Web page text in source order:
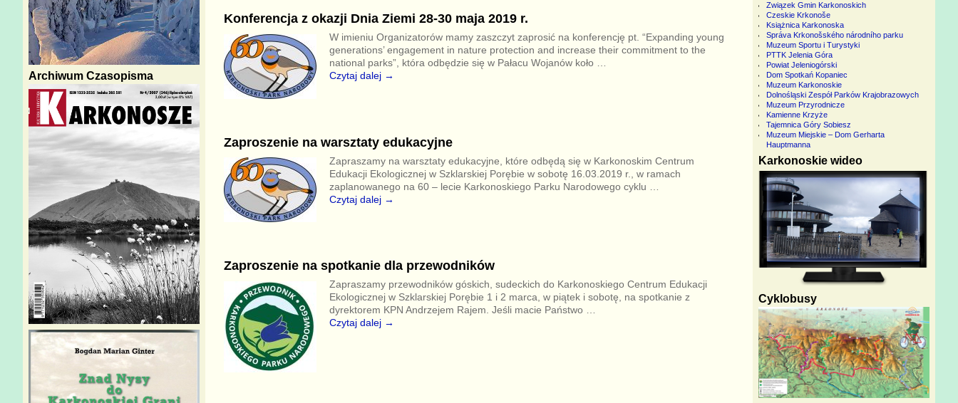
Konferencja z okazji Dnia Ziemi 28-30 maja 2019 r.
W imieniu Organizatorów mamy zaszczyt zaprosić na konferencję pt. “Expanding young
generations’ engagement in nature protection and increase their commitment to the
national parks”, która odbędzie się w Pałacu Wojanów koło …
Czytaj dalej →
Zaproszenie na warsztaty edukacyjne
Zapraszamy na warsztaty edukacyjne, które odbędą się w Karkonoskim Centrum
Edukacji Ekologicznej w Szklarskiej Porębie w sobotę 16.03.2019 r., w ramach
zaplanowanego na 60 – lecie Karkonoskiego Parku Narodowego cyklu
Czytaj dalej →
Zaproszenie na spotkanie dla przewodników
Zapraszamy przewodników góskich, sudeckich do Karkonoskiego Centrum Edukacji
Ekologicznej w Szklarskiej Porębie 1 i 2 marca, w piątek i sobotę, na spotkanie z
dyrektorem KPN Andrzejem Rajem. Jeśli macie Państwo
Czytaj dalej →
Archiwum Czasopisma
Związek Gmin Karkonoskich
Czeskie Krkonoše
Książnica Karkonoska
Správa Krkonošského národního parku
Muzeum Sportu i Turystyki
PTTK Jelenia Góra
Powiat Jeleniogórski
Dom Spotkań Kopaniec
Muzeum Karkonoskie
Dolnośląski Zespół Parków Krajobrazowych
Muzeum Przyrodnicze
Kamienne Krzyże
Tajemnica Góry Sobiesz
Muzeum Miejskie – Dom Gerharta
Hauptmanna
Karkonoskie wideo
Cyklobusy